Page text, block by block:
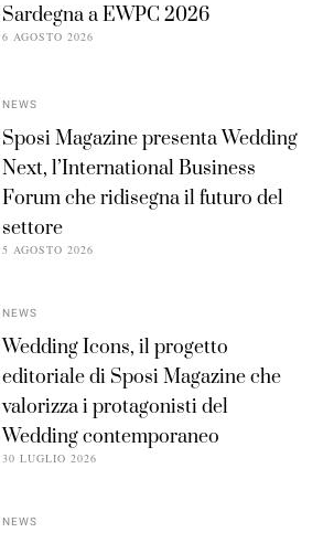
Sardegna a EWPC 2026
6 AGOSTO 2026
NEWS
Sposi Magazine presenta Wedding
Next, l’International Business
Forum che ridisegna il futuro del
settore
5 AGOSTO 2026
NEWS
Wedding Icons, il progetto
editoriale di Sposi Magazine che
valorizza i protagonisti del
Wedding contemporaneo
30 LUGLIO 2026
NEWS